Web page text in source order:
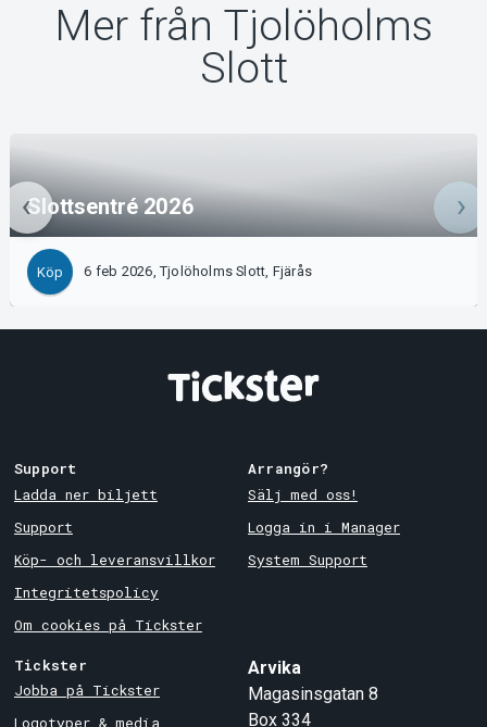
Mer från Tjolöholms
Slott
Slottsentré 2026
Köp 6 feb 2026, Tjolöholms Slott, Fjärås
Support
Ladda ner biljett
Support
Köp- och leveransvillkor
Integritetspolicy
Om cookies på Tickster
Arrangör?
Sälj med oss!
Logga in i Manager
System Support
Tickster
Jobba på Tickster
Logotyper & media
Arvika
Magasinsgatan 8
Box 334